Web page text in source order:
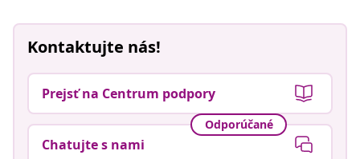
Kontaktujte nás!
Prejsť na Centrum podpory
Odporúčané
Chatujte s nami